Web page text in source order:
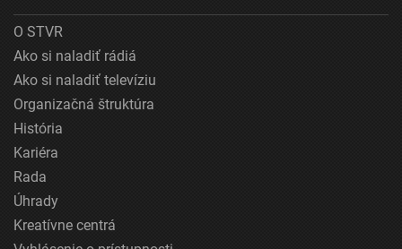
O STVR
Ako si naladiť rádiá
Ako si naladiť televíziu
Organizačná štruktúra
História
Kariéra
Rada
Úhrady
Kreatívne centrá